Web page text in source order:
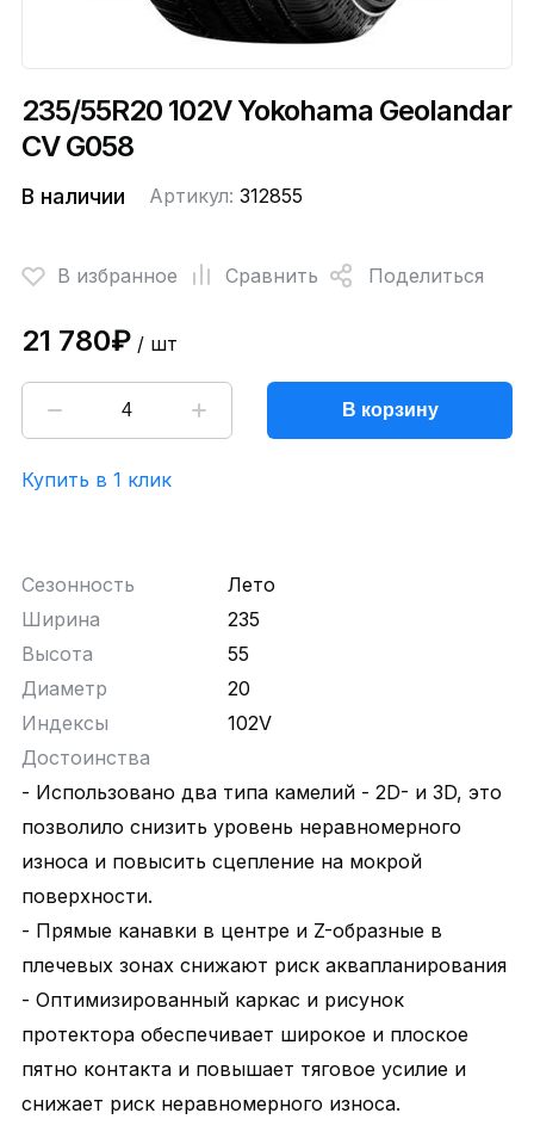
235/55R20 102V Yokohama Geolandar
CV G058
В наличии Артикул: 312855
В избранное Сравнить Поделиться
21 780₽/ шт
В корзину
Купить в 1 клик
Сезонность
Лето
Ширина
235
Высота
55
Диаметр
20
Индексы
102V
Достоинства
- Использовано два типа камелий - 2D- и 3D, это
позволило снизить уровень неравномерного
износа и повысить сцепление на мокрой
поверхности.
- Прямые канавки в центре и Z-образные в
плечевых зонах снижают риск аквапланирования
- Оптимизированный каркас и рисунок
протектора обеспечивает широкое и плоское
пятно контакта и повышает тяговое усилие и
снижает риск неравномерного износа.